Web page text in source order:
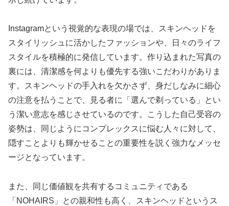
Instagramという視覚的な表現の場では、スキンヘッドを
スタイリッシュに活かしたファッションや、日々のライフ
スタイルを積極的に発信しています。作り込まれた写真の
裏には、清潔感を何よりも優先する強いこだわりがありま
す。スキンヘッドの手入れを欠かさず、身だしなみに細心
の注意を払うことで、見る者に「選んで剃っている」とい
う潔い意志を感じさせているのです。こうした自己受容の
姿勢は、同じようにコンプレックスに悩む人々に対して、
隠すことよりも輝かせることの重要性を説く強力なメッセ
ージとなっています。
また、同じ価値観を共有するコミュニティである
「NOHAIRS」との親和性も高く、スキンヘッドというス